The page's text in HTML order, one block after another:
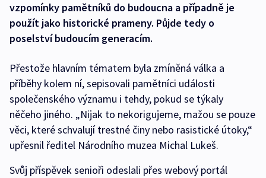
vzpomínky pamětníků do budoucna a případně je
použít jako historické prameny. Půjde tedy o
poselství budoucím generacím.
Přestože hlavním tématem byla zmíněná válka a
příběhy kolem ní, sepisovali pamětníci události
společenského významu i tehdy, pokud se týkaly
něčeho jiného. „Nijak to nekorigujeme, mažou se pouze
věci, které schvalují trestné činy nebo rasistické útoky,“
upřesnil ředitel Národního muzea Michal Lukeš.
Svůj příspěvek senioři odeslali přes webový portál